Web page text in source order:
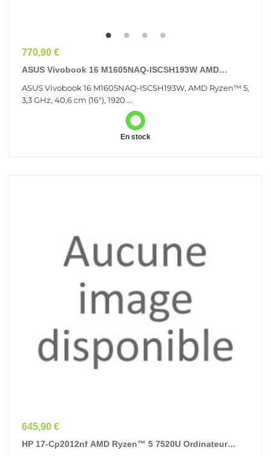
Prix
770,90 €
ASUS Vivobook 16 M1605NAQ-ISCSH193W AMD
WUXGA 16...
ASUS Vivobook 16 M1605NAQ-ISCSH193W, AMD Ryzen™ 5,
3,3 GHz, 40,6 cm (16"), 1920 ...
En stock
Prix
645,90 €
HP 17-Cp2012nf AMD Ryzen™ 5 7520U Ordinateur